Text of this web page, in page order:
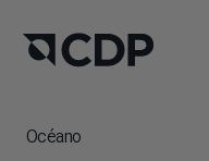
Océano